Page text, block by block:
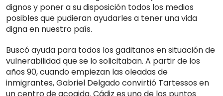
dignos y poner a su disposición todos los medios
posibles que pudieran ayudarles a tener una vida
digna en nuestro país.
Buscó ayuda para todos los gaditanos en situación de
vulnerabilidad que se lo solicitaban. A partir de los
años 90, cuando empiezan las oleadas de
inmigrantes, Gabriel Delgado convirtió Tartessos en